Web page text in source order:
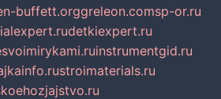
buffett.orggreleon.comsp-or.ru
detkiexpert.ru
instrumentgid.ru
stroimaterials.ru